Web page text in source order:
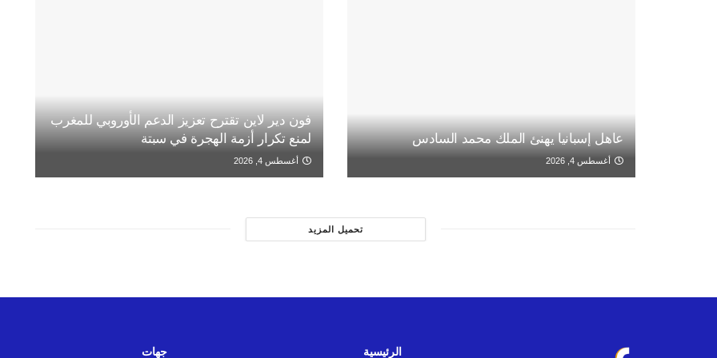
عاهل إسبانيا يهنئ الملك محمد السادس
أغسطس 4, 2026
فون دير لاين تقترح تعزيز الدعم الأوروبي للمغرب
لمنع تكرار أزمة الهجرة في سبتة
أغسطس 4, 2026
تحميل المزيد
الرئيسية جهات